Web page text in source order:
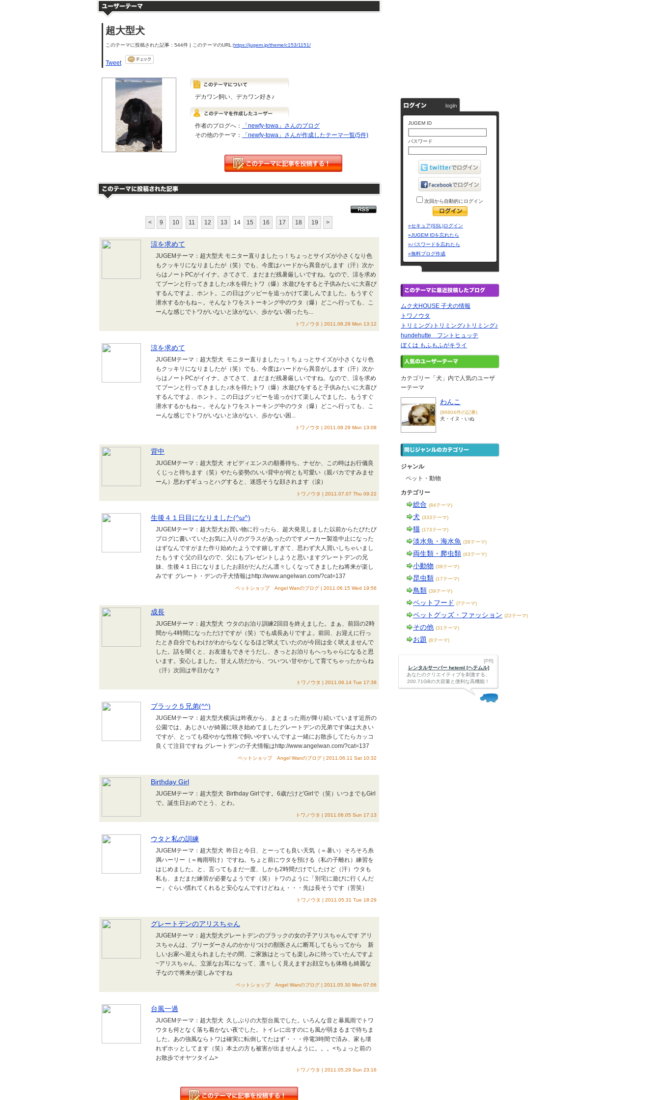
超大型犬
このテーマに投稿された記事：544件 | このテーマのURL:https://jugem.jp/theme/c153/1151/
Tweet
デカワン飼い、デカワン好き♪
作者のブログへ：
「newfy-towa」さんのブログ
その他のテーマ：
「newfy-towa」さんが作成したテーマ一覧(5件)
< 9 10 11 12 13 14 15 16 17 18 19 >
涼を求めて
JUGEMテーマ：超大型犬 モニター直りましたっ！ちょっとサイズが小さくなり色
もクッキリになりましたが（笑）でも、今度はハードから異音がします（汗）次か
らはノートPCがイイナ。さてさて、まだまだ残暑厳しいですね。なので、涼を求め
てブーンと行ってきました♪水を得たトワ（爆）水遊びをすると子供みたいに大喜び
するんですよ、ホント。この日はグッピーを追っかけて楽しんでました。もうすぐ
潜水するかもね～。そんなトワをストーキング中のウタ（爆）どこへ行っても、こ
ーんな感じでトワがいないと泳がない、歩かない困ったち...
トワノウタ | 2011.08.29 Mon 13:12
涼を求めて
JUGEMテーマ：超大型犬 モニター直りましたっ！ちょっとサイズが小さくなり色
もクッキリになりましたが（笑）でも、今度はハードから異音がします（汗）次か
らはノートPCがイイナ。さてさて、まだまだ残暑厳しいですね。なので、涼を求め
てブーンと行ってきました♪水を得たトワ（爆）水遊びをすると子供みたいに大喜び
するんですよ、ホント。この日はグッピーを追っかけて楽しんでました。もうすぐ
潜水するかもね～。そんなトワをストーキング中のウタ（爆）どこへ行っても、こ
ーんな感じでトワがいないと泳がない、歩かない困...
トワノウタ | 2011.08.29 Mon 13:08
背中
JUGEMテーマ：超大型犬 オビディエンスの順番待ち。ナゼか、この時はお行儀良
くじっと待ちます（笑）やたら姿勢のいい背中が何とも可愛い（親バカですみませ
ーん）思わずギュっとハグすると、迷惑そうな顔されます（涙）
トワノウタ | 2011.07.07 Thu 09:22
生後４１日目になりました(^ω^)
JUGEMテーマ：超大型犬お買い物に行ったら、超大発見しました以前からたびたび
ブログに書いていたお気に入りのグラスがあったのですメーカー製造中止になった
はずなんですがまた作り始めたようです嬉しすぎて、思わず大人買いしちゃいまし
たもうすぐ父の日なので、父にもプレゼントしようと思いますグレートデンの兄
妹、生後４１日になりましたお顔がだんだん凛々しくなってきましたね将来が楽し
みです グレート・デンの子犬情報はhttp://www.angelwan.com/?cat=137
ペットショップ Angel Wanのブログ | 2011.06.15 Wed 19:56
成長
JUGEMテーマ：超大型犬 ウタのお泊り訓練2回目を終えました。まぁ、前回の2時
間から4時間になっただけですが（笑）でも成長ありですよ。前回、お迎えに行っ
たとき自分でもわけがわからなくなるほど吠えていたのが今回は全く吠えませんで
した。話を聞くと、お友達もできそうだし、きっとお泊りもへっちゃらになると思
います。安心しました。甘えん坊だから、ついつい甘やかして育てちゃったからね
（汗）次回は半日かな？
トワノウタ | 2011.06.14 Tue 17:38
ブラック５兄弟(^^)
JUGEMテーマ：超大型犬横浜は昨夜から、まとまった雨が降り続いています近所の
公園では、あじさいが綺麗に咲き始めてましたグレートデンの兄弟です体は大きい
ですが、とっても穏やかな性格で飼いやすいんですよ一緒にお散歩してたらカッコ
良くて注目ですね グレートデンの子犬情報はhttp://www.angelwan.com/?cat=137
ペットショップ Angel Wanのブログ | 2011.06.11 Sat 10:32
Birthday Girl
JUGEMテーマ：超大型犬 Birthday Girlです。6歳だけどGirlで（笑）いつまでもGirl
で。誕生日おめでとう、とわ。
トワノウタ | 2011.06.05 Sun 17:13
ウタと私の訓練
JUGEMテーマ：超大型犬 昨日と今日、とーっても良い天気（＝暑い）そろそろ糸
満ハーリー（＝梅雨明け）ですね。ちょと前にウタを預ける（私の子離れ）練習を
はじめました。と、言ってもまだ一度、しかも2時間だけでしたけど（汗）ウタも
私も、まだまだ練習が必要なようです（笑）トワのように「別宅に遊びに行くんだ
ー」ぐらい慣れてくれると安心なんですけどねぇ・・・先は長そうです（苦笑）
トワノウタ | 2011.05.31 Tue 18:29
グレートデンのアリスちゃん
JUGEMテーマ：超大型犬グレートデンのブラックの女の子アリスちゃんです アリ
スちゃんは、ブリーダーさんのかかりつけの獣医さんに断耳してもらってから 新
しいお家へ迎えられましたその間、ご家族はとっても楽しみに待っていたんですよ
~アリスちゃん、立派なお耳になって、凛々しく見えますお顔立ちも体格も綺麗な
子なので将来が楽しみですね
ペットショップ Angel Wanのブログ | 2011.05.30 Mon 07:06
台風一過
JUGEMテーマ：超大型犬 久しぶりの大型台風でした。いろんな音と暴風雨でトワ
ウタも何となく落ち着かない夜でした。トイレに出すのにも風が弱まるまで待ちま
した。あの強風ならトワは確実に転倒してたはず・・・停電3時間で済み、家も壊
れずホッとしてます（笑）本土の方も被害が出ませんように。。。<ちょっと前の
お散歩でオヤツタイム>
トワノウタ | 2011.05.29 Sun 23:16
JUGEM ID
パスワード
次回から自動的にログイン
»セキュア(SSL)ログイン
»JUGEM IDを忘れたら
»パスワードを忘れたら
»無料ブログ作成
ムク犬HOUSE 子犬の情報
トワノウタ
トリミング♪トリミング♪トリミング♪
hundehutte フントヒュッテ
ぼくは もふもふがキライ
カテゴリー「犬」内で人気のユーザ
ーテーマ
わんこ
(96804件の記事)
犬・イヌ・いぬ
ジャンル
ペット・動物
カテゴリー
総合 (84テーマ)
犬 (333テーマ)
猫 (173テーマ)
淡水魚・海水魚 (38テーマ)
両生類・爬虫類 (43テーマ)
小動物 (38テーマ)
昆虫類 (17テーマ)
鳥類 (39テーマ)
ペットフード (7テーマ)
ペットグッズ・ファッション (22テーマ)
その他 (31テーマ)
お題 (8テーマ)
[PR]
レンタルサーバー heteml [ヘテムル]
あなたのクリエイティブを刺激する、
200.71GBの大容量と便利な高機能！